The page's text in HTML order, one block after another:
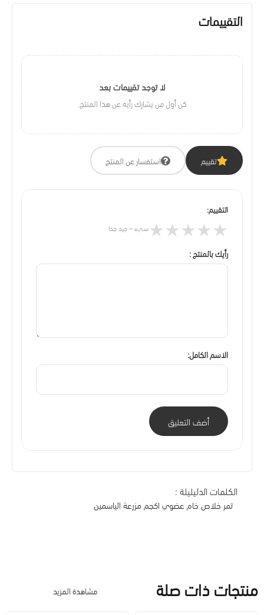
التقييمات
لا توجد تقييمات بعد
كن أول من يشارك رأيه عن هذا المنتج.
تقييم استفسار عن المنتج
التقييم:
★★★★★ سيء – جيد جدا
رأيك بالمنتج :
الاسم الكامل:
أضف التعليق
الكلمات الدليليلة :
تمر خلاص خام عضوي اكجم مزرعة الياسمين
منتجات ذات صلة مشاهدة المزيد